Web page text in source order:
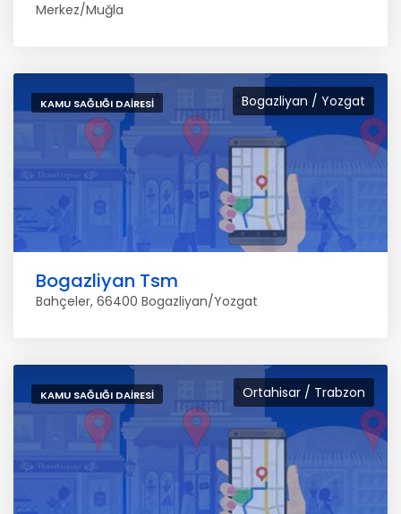
Merkez/Muğla
Bogazliyan / Yozgat
KAMU SAĞLIĞI DAIRESI
Bogazliyan Tsm
Bahçeler, 66400 Bogazliyan/Yozgat
Ortahisar / Trabzon
KAMU SAĞLIĞI DAIRESI